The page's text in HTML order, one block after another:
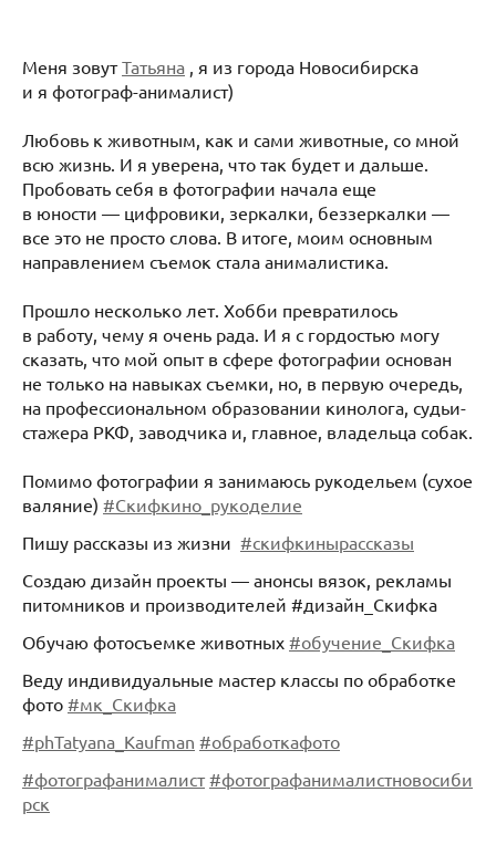
Меня зовутТатьяна , я из города Новосибирска
и я фотограф-анималист)
Любовь к животным, как и сами животные, со мной
всю жизнь. И я уверена, что так будет и дальше.
Пробовать себя в фотографии начала еще
в юности — цифровики, зеркалки, беззеркалки —
все это не просто слова. В итоге, моим основным
направлением съемок стала анималистика.
Прошло несколько лет. Хобби превратилось
в работу, чему я очень рада. И я с гордостью могу
сказать, что мой опыт в сфере фотографии основан
не только на навыках съемки, но, в первую очередь,
на профессиональном образовании кинолога, судьи-
стажера РКФ, заводчика и, главное, владельца собак.
Помимо фотографии я занимаюсь рукодельем (сухое
валяние) #Скифкино_рукоделие
Пишу рассказы из жизни #скифкинырассказы
Создаю дизайн проекты — анонсы вязок, рекламы
питомников и производителей #дизайн_Скифка
Обучаю фотосъемке животных #обучение_Скифка
Веду индивидуальные мастер классы по обработке
фото #мк_Скифка
#phTatyana_Kaufman #обработкафото
#фотографанималист #фотографанималистновосиби
рск